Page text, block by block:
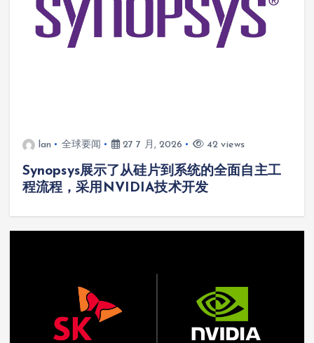
lan 全球要闻 27 7 月, 2026 42 views
Synopsys展示了从硅片到系统的全面自主工
程流程，采用NVIDIA技术开发